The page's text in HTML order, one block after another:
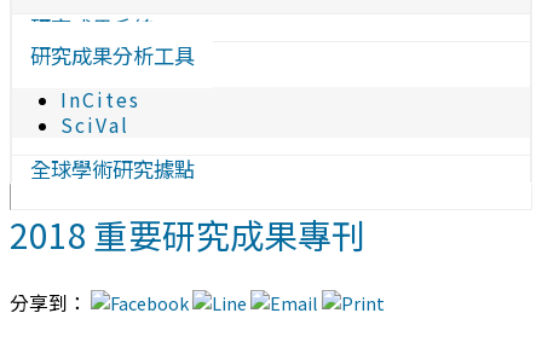
研究成果系統
研究成果分析工具
InCites
SciVal
全球學術研究據點
2018 重要研究成果專刊
分享到：